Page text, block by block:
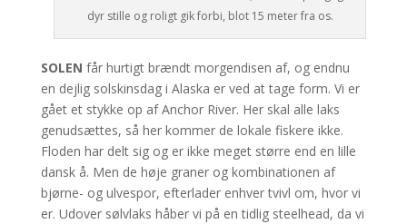
dyr stille og roligt gik forbi, blot 15 meter fra os.
SOLEN får hurtigt brændt morgendisen af, og endnu
en dejlig solskinsdag i Alaska er ved at tage form. Vi er
gået et stykke op af Anchor River. Her skal alle laks
genudsættes, så her kommer de lokale fiskere ikke.
Floden har delt sig og er ikke meget større end en lille
dansk å. Men de høje graner og kombinationen af
bjørne- og ulvespor, efterlader enhver tvivl om, hvor vi
er. Udover sølvlaks håber vi på en tidlig steelhead, da vi